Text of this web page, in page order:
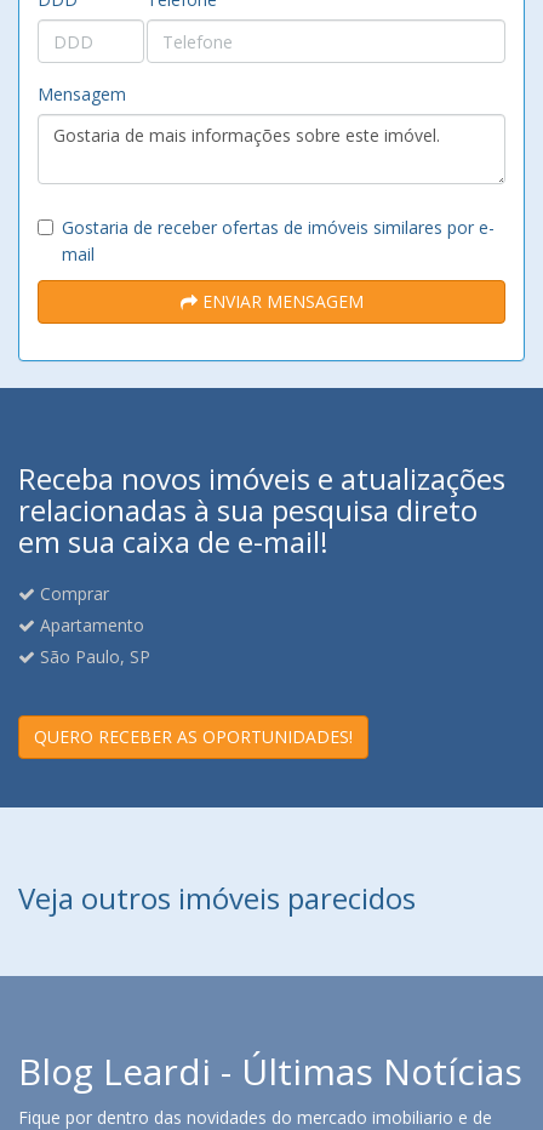
Mensagem
Gostaria de receber ofertas de imóveis similares por e-
mail
ENVIAR MENSAGEM
Receba novos imóveis e atualizações
relacionadas à sua pesquisa direto
em sua caixa de e-mail!
Comprar
Apartamento
São Paulo, SP
QUERO RECEBER AS OPORTUNIDADES!
Veja outros imóveis parecidos
Blog Leardi - Últimas Notícias
Fique por dentro das novidades do mercado imobiliario e de